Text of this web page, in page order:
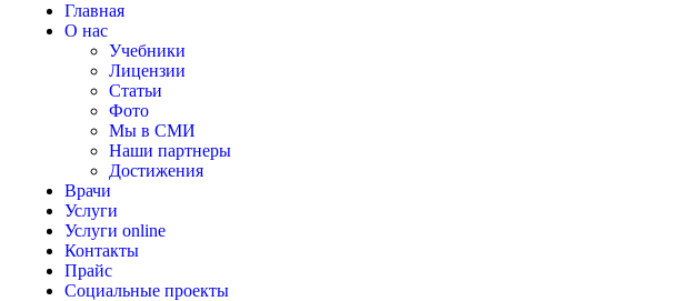
Главная
О нас
Учебники
Лицензии
Статьи
Фото
Мы в СМИ
Наши партнеры
Достижения
Врачи
Услуги
Услуги online
Контакты
Прайс
Социальные проекты